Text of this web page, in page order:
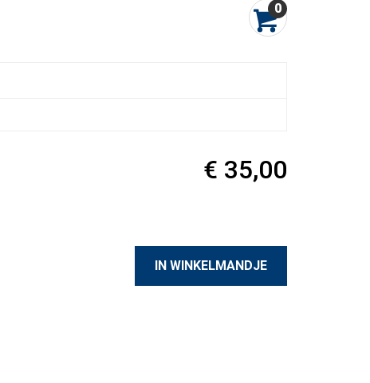
0
€ 35,00